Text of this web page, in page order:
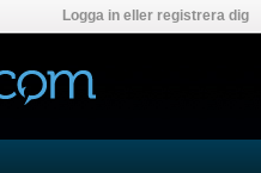
Logga in eller registrera dig